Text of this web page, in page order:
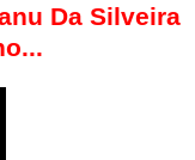
Da Silveira